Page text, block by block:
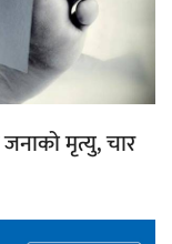
जनाको मृत्यु, चार